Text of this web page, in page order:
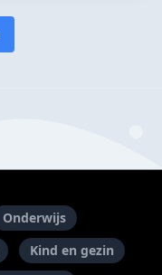
Onderwijs
Kind en gezin